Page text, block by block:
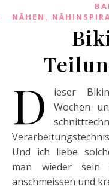
NÄHEN ,
D
ieser
Wochen
Und ich liebe
man wieder sein
anschmeissen und